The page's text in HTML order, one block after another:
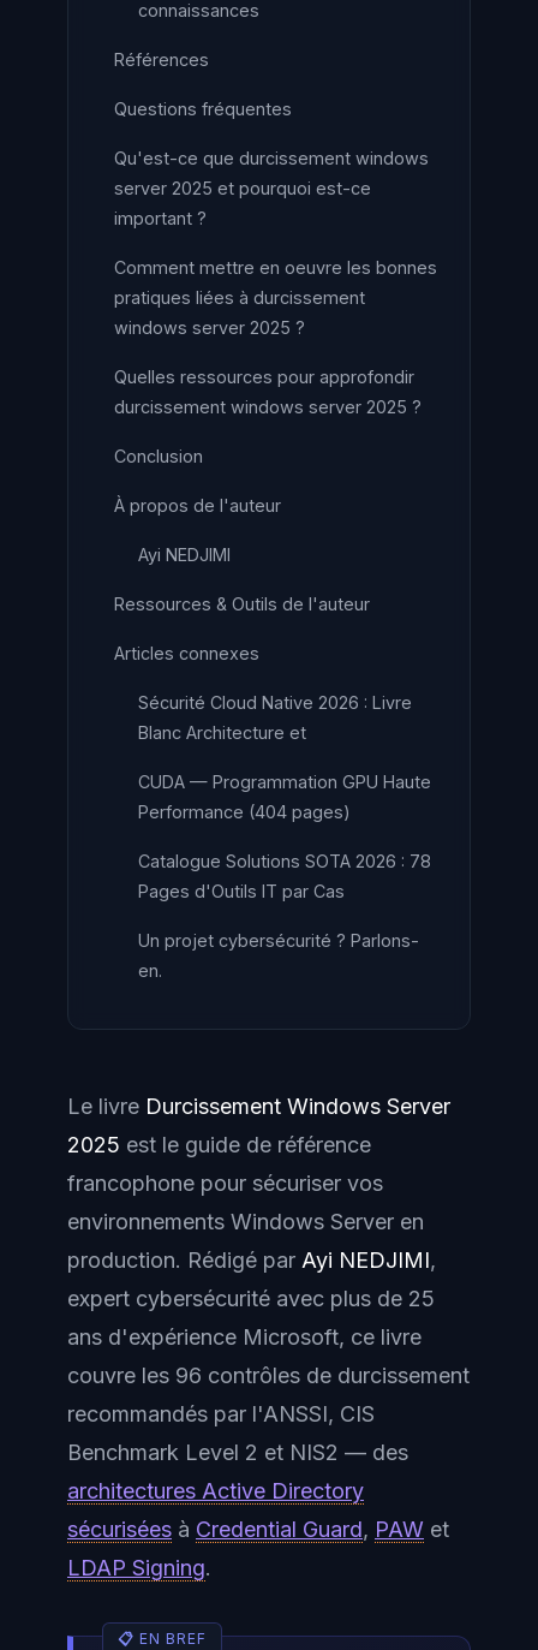
connaissances
Références
Questions fréquentes
Qu'est-ce que durcissement windows
server 2025 et pourquoi est-ce
important ?
Comment mettre en oeuvre les bonnes
pratiques liées à durcissement
windows server 2025 ?
Quelles ressources pour approfondir
durcissement windows server 2025 ?
Conclusion
À propos de l'auteur
Ayi NEDJIMI
Ressources & Outils de l'auteur
Articles connexes
Sécurité Cloud Native 2026 : Livre
Blanc Architecture et
CUDA — Programmation GPU Haute
Performance (404 pages)
Catalogue Solutions SOTA 2026 : 78
Pages d'Outils IT par Cas
Un projet cybersécurité ? Parlons-
en.
Le livre Durcissement Windows Server
2025 est le guide de référence
francophone pour sécuriser vos
environnements Windows Server en
production. Rédigé par Ayi NEDJIMI,
expert cybersécurité avec plus de 25
ans d'expérience Microsoft, ce livre
couvre les 96 contrôles de durcissement
recommandés par l'ANSSI, CIS
Benchmark Level 2 et NIS2 — des
architectures Active Directory
sécurisées à Credential Guard, PAW et
LDAP Signing.